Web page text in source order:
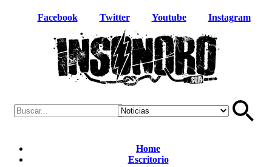
Facebook Twitter Youtube Instagram
Home
Escritorio